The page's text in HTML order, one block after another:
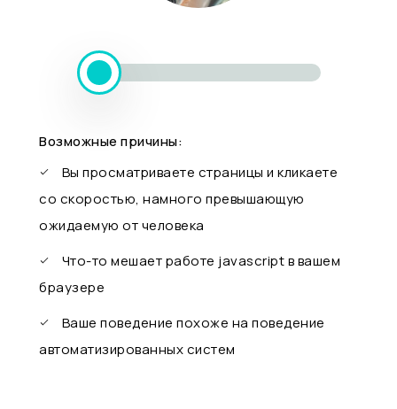
Возможные причины:
Вы просматриваете страницы и кликаете
со скоростью, намного превышающую
ожидаемую от человека
Что-то мешает работе javascript в вашем
браузере
Ваше поведение похоже на поведение
автоматизированных систем